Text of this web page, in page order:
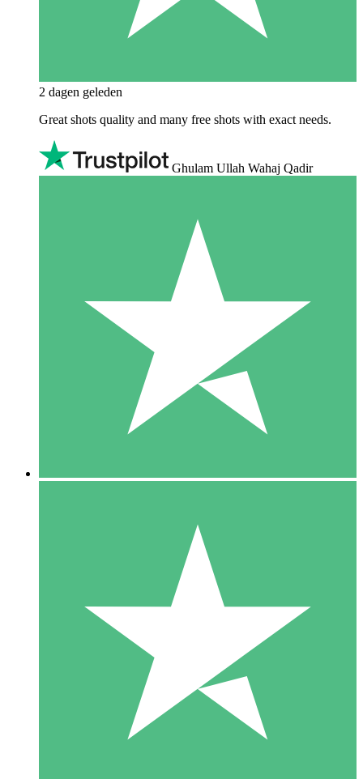
2 dagen geleden
Great shots quality and many free shots with exact needs.
Ghulam Ullah Wahaj Qadir